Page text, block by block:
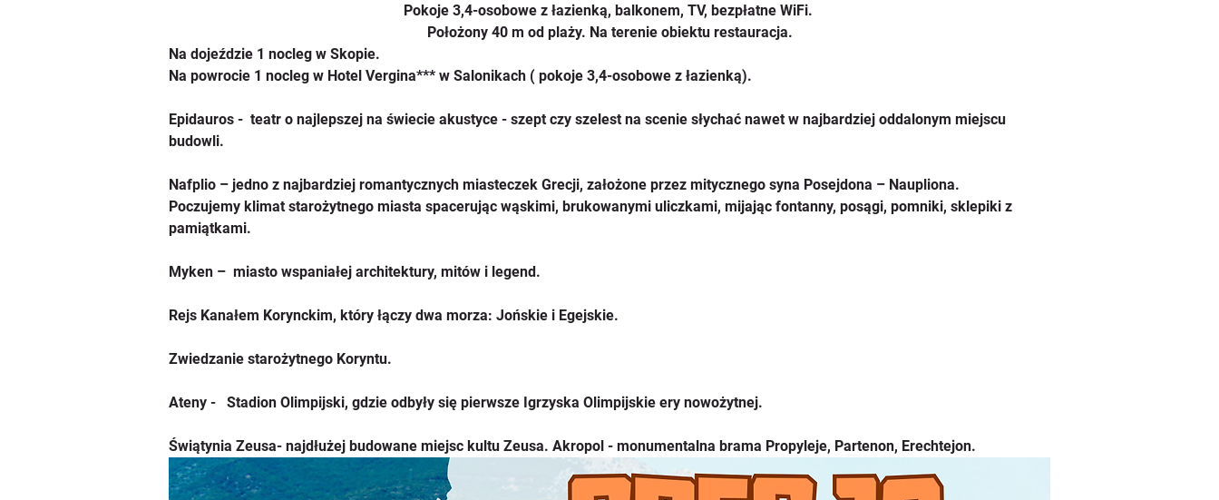
Pokoje 3,4-osobowe z łazienką, balkonem, TV, bezpłatne WiFi.
Położony 40 m od plaży. Na terenie obiektu restauracja.
Na dojeździe 1 nocleg w Skopie.
Na powrocie 1 nocleg w Hotel Vergina*** w Salonikach ( pokoje 3,4-osobowe z łazienką).
Epidauros -  teatr o najlepszej na świecie akustyce - szept czy szelest na scenie słychać nawet w najbardziej oddalonym miejscu
budowli.
Nafplio – jedno z najbardziej romantycznych miasteczek Grecji, założone przez mitycznego syna Posejdona – Naupliona.
Poczujemy klimat starożytnego miasta spacerując wąskimi, brukowanymi uliczkami, mijając fontanny, posągi, pomniki, sklepiki z
pamiątkami.
Myken –  miasto wspaniałej architektury, mitów i legend.
Rejs Kanałem Korynckim, który łączy dwa morza: Jońskie i Egejskie.
Zwiedzanie starożytnego Koryntu.
Ateny -   Stadion Olimpijski, gdzie odbyły się pierwsze Igrzyska Olimpijskie ery nowożytnej.
Świątynia Zeusa- najdłużej budowane miejsc kultu Zeusa. Akropol - monumentalna brama Propyleje, Partenon, Erechtejon.